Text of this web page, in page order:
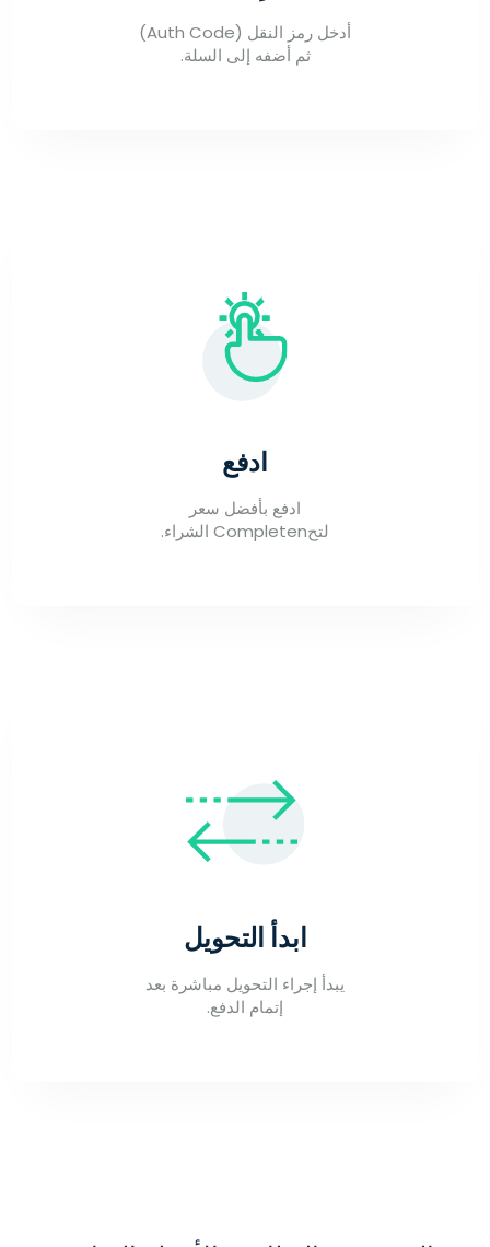
أدخل رمز النقل (Auth Code)
ثم أضفه إلى السلة.
ادفع
ادفع بأفضل سعر
لتحCompleten الشراء.
ابدأ التحويل
يبدأ إجراء التحويل مباشرة بعد
إتمام الدفع.